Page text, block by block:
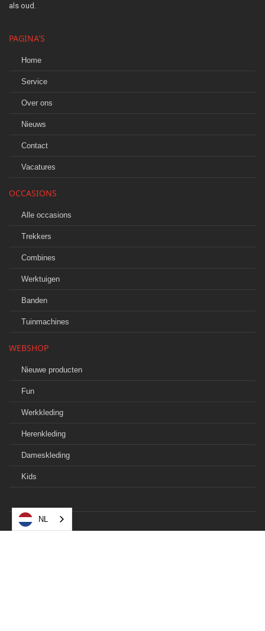
als oud.
PAGINA'S
Home
Service
Over ons
Nieuws
Contact
Vacatures
OCCASIONS
Alle occasions
Trekkers
Combines
Werktuigen
Banden
Tuinmachines
WEBSHOP
Nieuwe producten
Fun
Werkkleding
Herenkleding
Dameskleding
Kids
NL